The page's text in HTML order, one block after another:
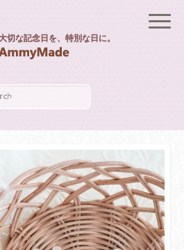
切な記念日を、特別な日に。